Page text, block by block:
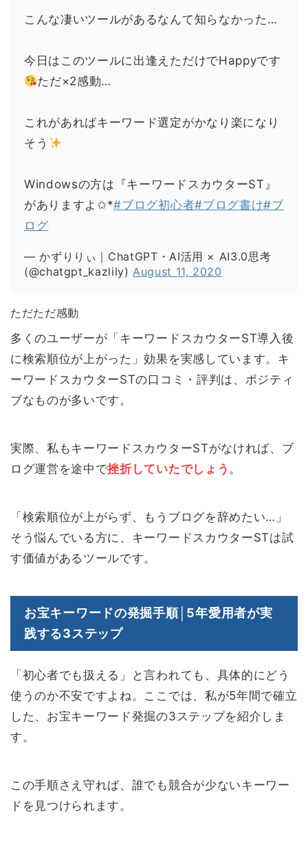
こんな凄いツールがあるなんて知らなかった…
今日はこのツールに出逢えただけでHappyです
ただ×2感動…
これがあればキーワード選定がかなり楽になり
そう
Windowsの方は『キーワードスカウターST』
がありますよ✩*#ブログ初心者#ブログ書け#ブ
ログ
— かずりりぃ｜ChatGPT・AI活用 × AI3.0思考
(@chatgpt_kazlily)August 11, 2020
ただただ感動
多くのユーザーが「キーワードスカウターST導入後
に検索順位が上がった」効果を実感しています。キ
ーワードスカウターSTの口コミ・評判は、ポジティ
ブなものが多いです。
実際、私もキーワードスカウターSTがなければ、ブ
ログ運営を途中で挫折していたでしょう 。
「検索順位が上がらず、もうブログを辞めたい…」
そう悩んでいる方に、キーワードスカウターSTは試
す価値があるツールです。
お宝キーワードの発掘手順│5年愛用者が実
践する3ステップ
「初心者でも扱える」と言われても、具体的にどう
使うのか不安ですよね。ここでは、私が5年間で確立
した、お宝キーワード発掘の3ステップを紹介しま
す。
この手順さえ守れば、誰でも競合が少ないキーワー
ドを見つけられます。